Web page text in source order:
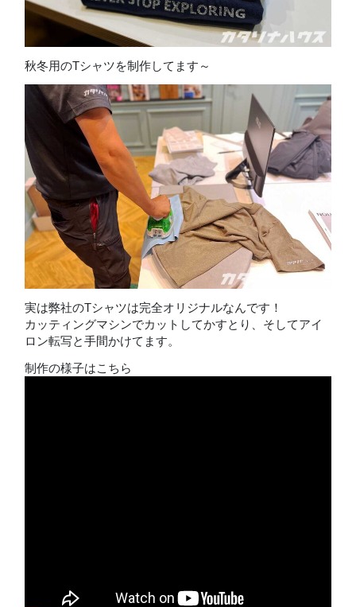
秋冬用のTシャツを制作してます～
実は弊社のTシャツは完全オリジナルなんです！
カッティングマシンでカットしてかすとり、そしてアイ
ロン転写と手間かけてます。
制作の様子はこちら